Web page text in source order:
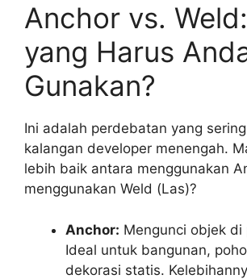
Anchor vs.
yang Harus
Gunakan?
Ini adalah perdebatan yang
kalangan developer menengah.
lebih baik antara menggunakan
menggunakan Weld (Las)?
Anchor: Mengunci objek di
Ideal untuk bangunan,
dekorasi statis.